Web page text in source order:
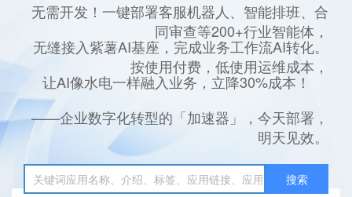
无需开发！一键部署客服机器人、智能排班、合
同审查等200+行业智能体，
无缝接入紫薯AI基座，完成业务工作流AI转化。
按使用付费，低使用运维成本，
让AI像水电一样融入业务，立降30%成本！
——企业数字化转型的「加速器」，今天部署，
明天见效。
搜索